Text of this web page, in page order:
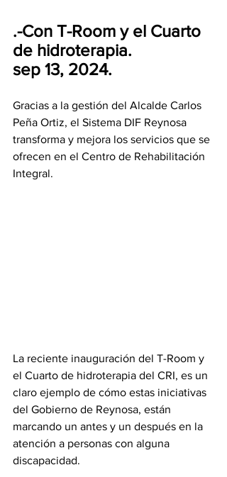
.-Con T-Room y el Cuarto
de hidroterapia.
sep 13, 2024.
Gracias a la gestión del Alcalde Carlos
Peña Ortiz, el Sistema DIF Reynosa
transforma y mejora los servicios que se
ofrecen en el Centro de Rehabilitación
Integral.
La reciente inauguración del T-Room y
el Cuarto de hidroterapia del CRI, es un
claro ejemplo de cómo estas iniciativas
del Gobierno de Reynosa, están
marcando un antes y un después en la
atención a personas con alguna
discapacidad.